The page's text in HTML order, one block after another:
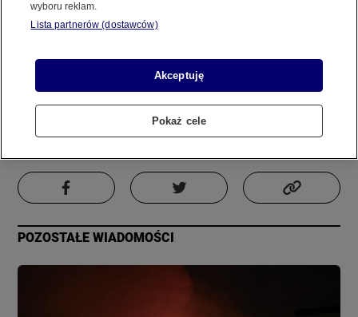
REGULAMIN SERWISU
POLITYKA PRYWATNOŚCI
Copyright (C) 1997-2025 Korzystanie z materiałów redakcyjnych TVN S.A. / TVN Media Sp. z
pokrewnych TVN S.A. / TVN Media Sp. z o.o. wyraźnie zastrzega, że dalsze
rozpowszechnianie artykułów zamieszczonych w programach oraz na stronach
internetowych TVN S.A. / TVN Media Sp. z o.o. jest zabronione.
Zdjęcie
Autor: Materiał internauty
Aktualizacja: 18 grudnia 2023, 0:45
POZOSTAŁE WIADOMOŚCI
wyboru reklam.
Lista partnerów (dostawców)
Akceptuję
Pokaż cele